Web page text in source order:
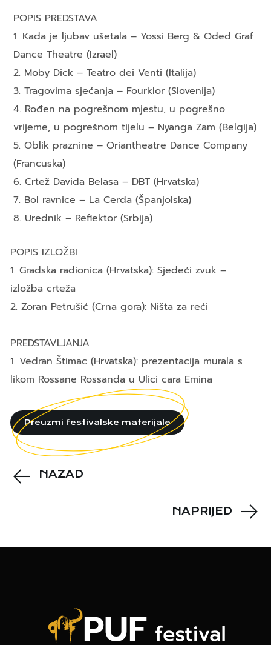
POPIS PREDSTAVA
1. Kada je ljubav ušetala – Yossi Berg & Oded Graf
Dance Theatre (Izrael)
2. Moby Dick – Teatro dei Venti (Italija)
3. Tragovima sjećanja – Fourklor (Slovenija)
4. Rođen na pogrešnom mjestu, u pogrešno
vrijeme, u pogrešnom tijelu – Nyanga Zam (Belgija)
5. Oblik praznine – Oriantheatre Dance Company
(Francuska)
6. Crtež Davida Belasa – DBT (Hrvatska)
7. Bol ravnice – La Cerda (Španjolska)
8. Urednik – Reflektor (Srbija)
POPIS IZLOŽBI
1. Gradska radionica (Hrvatska): Sjedeći zvuk –
izložba crteža
2. Zoran Petrušić (Crna gora): Ništa za reći
PREDSTAVLJANJA
1. Vedran Štimac (Hrvatska): prezentacija murala s
likom Rossane Rossanda u Ulici cara Emina
Preuzmi festivalske materijale
NAZAD
NAPRIJED